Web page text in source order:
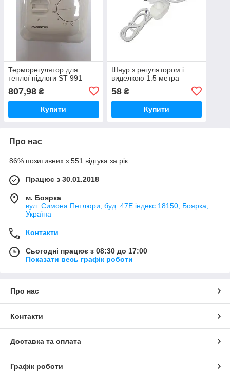
Терморегулятор для
теплої підлоги ST 991
807,98 ₴
Купити
Шнур з регулятором і
виделкою 1.5 метра
58₴
Купити
Про нас
86% позитивних з 551 відгука за рік
Працює з 30.01.2018
м. Боярка
вул. Симона Петлюри, буд. 47Е індекс 18150, Боярка,
Україна
Контакти
Сьогодні працює з 08:30 до 17:00
Показати весь графік роботи
Про нас
Контакти
Доставка та оплата
Графік роботи